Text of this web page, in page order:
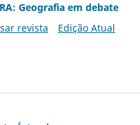
Geografia em debate
revista
Edição Atual